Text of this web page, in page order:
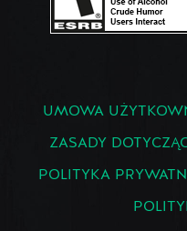
UMOWA
ZASADY
POLITYKA